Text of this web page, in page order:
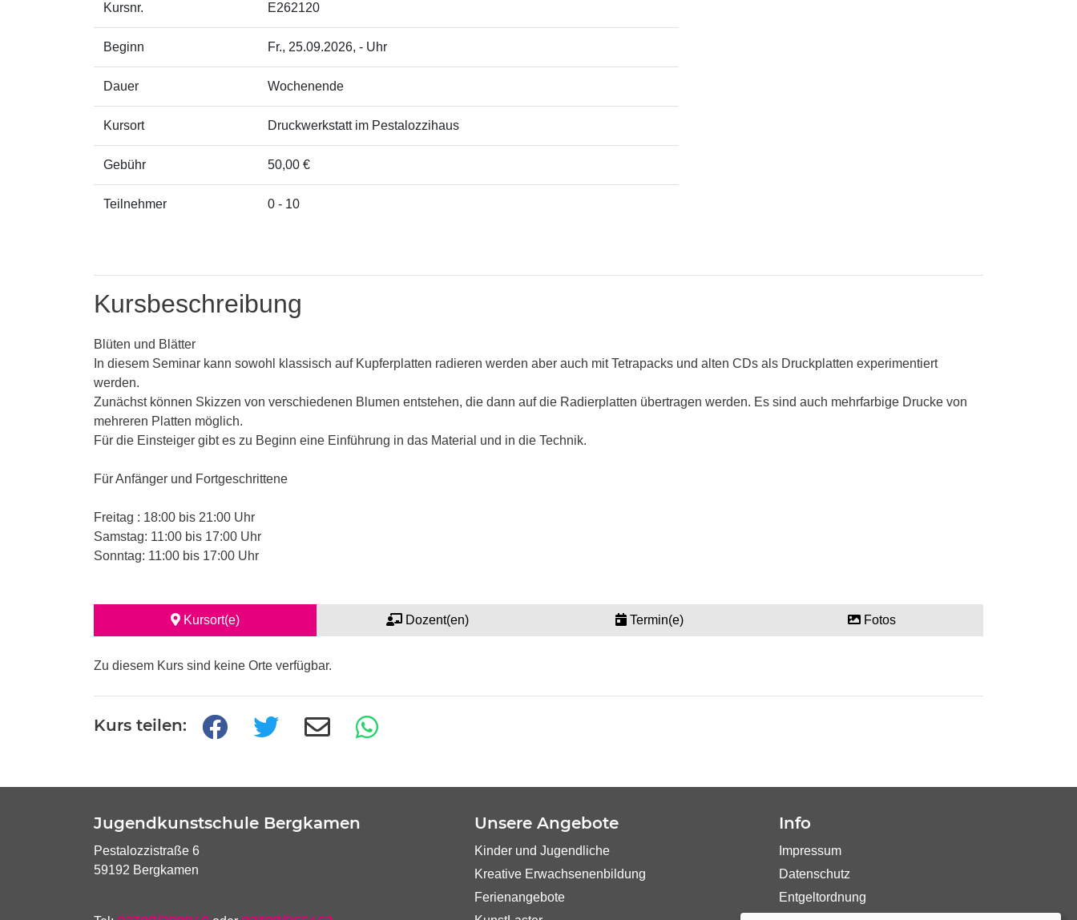
Kursnr. E262120
Beginn Fr., 25.09.2026, - Uhr
Dauer Wochenende
Kursort Druckwerkstatt im Pestalozzihaus
Gebühr 50,00 €
Teilnehmer 0 - 10
Kursbeschreibung
Blüten und Blätter
In diesem Seminar kann sowohl klassisch auf Kupferplatten radieren werden aber auch mit Tetrapacks und alten CDs als Druckplatten experimentiert
werden.
Zunächst können Skizzen von verschiedenen Blumen entstehen, die dann auf die Radierplatten übertragen werden. Es sind auch mehrfarbige Drucke von
mehreren Platten möglich.
Für die Einsteiger gibt es zu Beginn eine Einführung in das Material und in die Technik.
Für Anfänger und Fortgeschrittene
Freitag : 18:00 bis 21:00 Uhr
Samstag: 11:00 bis 17:00 Uhr
Sonntag: 11:00 bis 17:00 Uhr
Kursort(e) Dozent(en) Termin(e) Fotos
Zu diesem Kurs sind keine Orte verfügbar.
Kurs teilen:
Jugendkunstschule Bergkamen
Pestalozzistraße 6
59192 Bergkamen
Unsere Angebote
Kinder und Jugendliche
Kreative Erwachsenenbildung
Ferienangebote
Info
Impressum
Datenschutz
Entgeltordnung